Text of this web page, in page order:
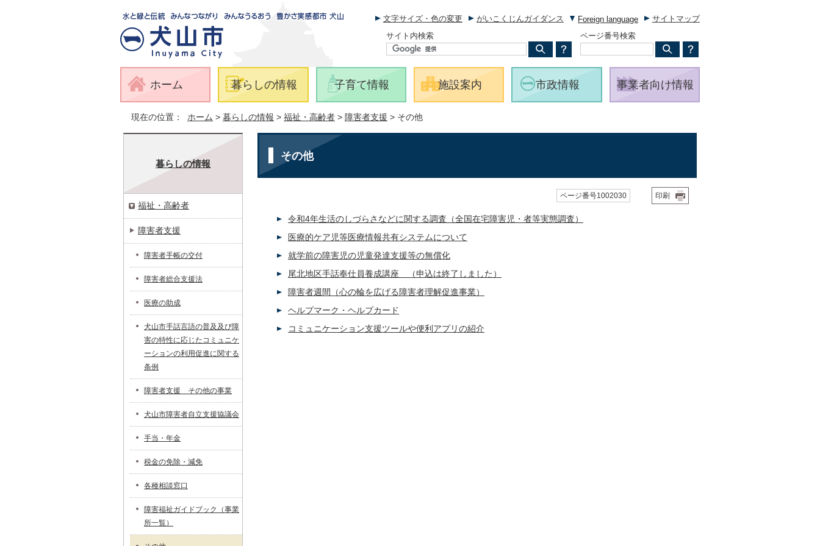
文字サイズ・色の変更 がいこくじんガイダンス Foreign language
サイトマップ
サイト内検索
ページ番号検索
ホーム 暮らしの情報 子育て情報 施設案内 市政情報 事業者向け情報
現在の位置： ホーム > 暮らしの情報 > 福祉・高齢者 > 障害者支援 > その他
その他
ページ番号1002030 印刷
令和4年生活のしづらさなどに関する調査（全国在宅障害児・者等実態調査）
医療的ケア児等医療情報共有システムについて
就学前の障害児の児童発達支援等の無償化
尾北地区手話奉仕員養成講座 （申込は終了しました）
障害者週間（心の輪を広げる障害者理解促進事業）
ヘルプマーク・ヘルプカード
コミュニケーション支援ツールや便利アプリの紹介
暮らしの情報
福祉・高齢者
障害者支援
障害者手帳の交付
障害者総合支援法
医療の助成
犬山市手話言語の普及及び障
害の特性に応じたコミュニケ
ーションの利用促進に関する
条例
障害者支援 その他の事業
犬山市障害者自立支援協議会
手当・年金
税金の免除・減免
各種相談窓口
障害福祉ガイドブック（事業
所一覧）